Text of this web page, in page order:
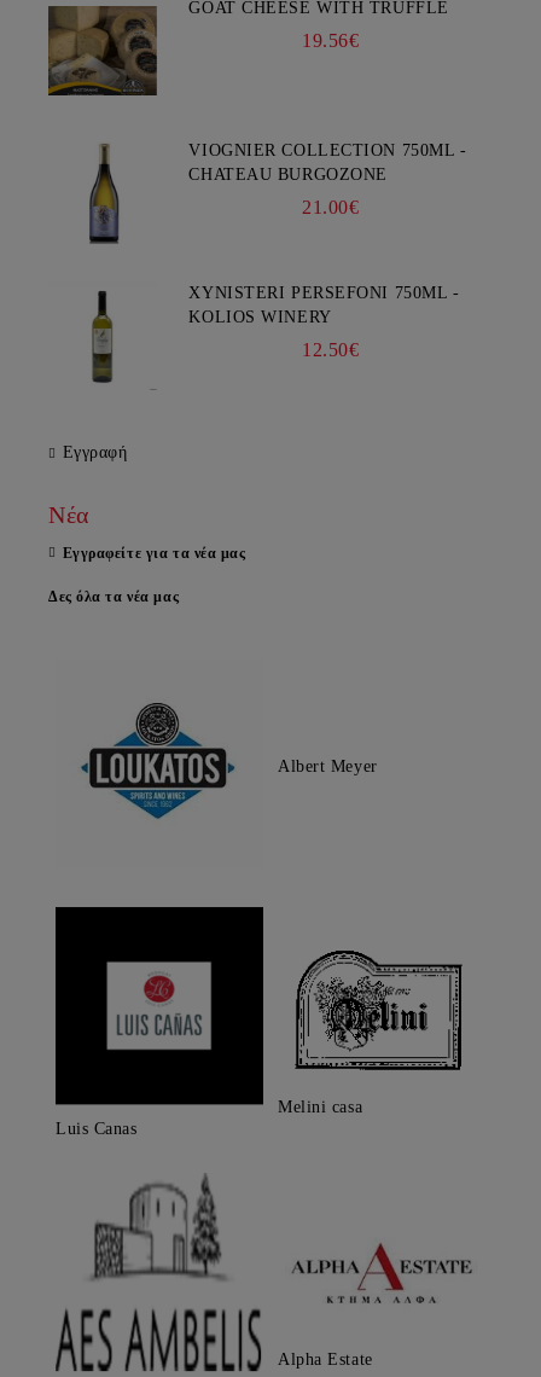
GOAT CHEESE WITH TRUFFLE
19.56€
VIOGNIER COLLECTION 750ML -
CHATEAU BURGOZONE
21.00€
XYNISTERI PERSEFONI 750ML -
KOLIOS WINERY
12.50€
Εγγραφή
Νέα
Εγγραφείτε για τα νέα μας
Δες όλα τα νέα μας
Albert Meyer
Luis Canas
Melini casa
Alpha Estate